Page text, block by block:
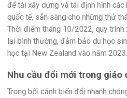
để tái xây dựng và tái định hình
quốc tế, sẵn sàng cho những thử
Thời điểm tháng 10/2022, quy
lại bình thường, đảm bảo du học
học tại New Zealand vào năm 2023.
Nhu cầu đổi mới trong giáo
Trong bối cảnh biến đổi nhanh